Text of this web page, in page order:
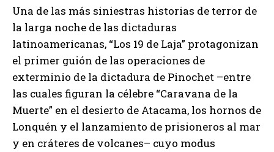
Una de las más siniestras historias de terror de
la larga noche de las dictaduras
latinoamericanas, “Los 19 de Laja” protagonizan
el primer guión de las operaciones de
exterminio de la dictadura de Pinochet –entre
las cuales figuran la célebre “Caravana de la
Muerte” en el desierto de Atacama, los hornos de
Lonquén y el lanzamiento de prisioneros al mar
y en cráteres de volcanes– cuyo modus